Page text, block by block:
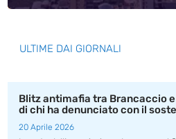
ULTIME DAI GIORNALI
Blitz antimafia tra Brancaccio
di chi ha denunciato con il
20 Aprile 2026